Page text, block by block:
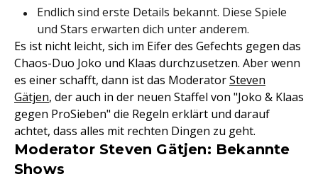
Endlich sind erste Details bekannt. Diese Spiele
und Stars erwarten dich unter anderem.
Es ist nicht leicht, sich im Eifer des Gefechts gegen das
Chaos-Duo Joko und Klaas durchzusetzen. Aber wenn
es einer schafft, dann ist das ModeratorSteven
Gätjen, der auch in der neuen Staffel von "Joko & Klaas
gegen ProSieben" die Regeln erklärt und darauf
achtet, dass alles mit rechten Dingen zu geht.
Moderator Steven Gätjen: Bekannte
Shows